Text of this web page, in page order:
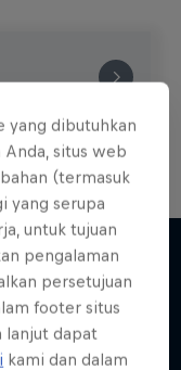
WSL
yang dibutuhkan
Anda, situs web
(termasuk
yang serupa
untuk tujuan
pengalaman
persetujuan
footer situs
lanjut dapat
kami dan dalam